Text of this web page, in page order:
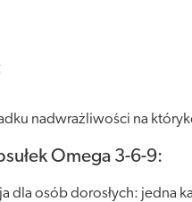
nadwrażliwości na
Omega 3-6-9:
dla osób dorosłych: jedna